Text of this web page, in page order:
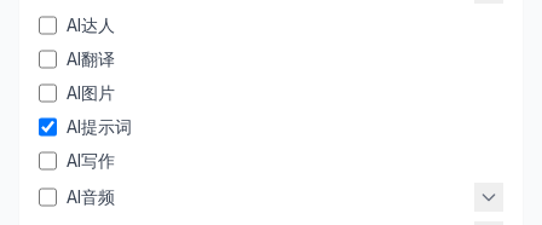
AI达人
AI翻译
AI图片
AI提示词
AI写作
AI音频